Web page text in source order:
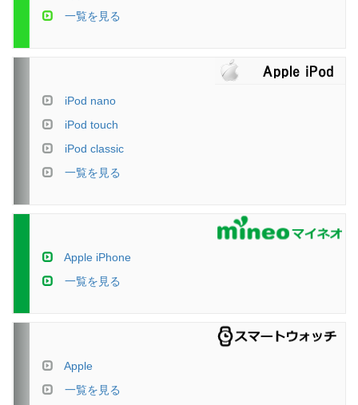
一覧を見る
iPod nano
iPod touch
iPod classic
一覧を見る
Apple iPhone
一覧を見る
Apple
一覧を見る